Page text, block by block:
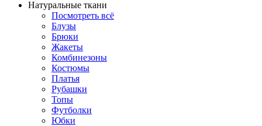
Натуральные ткани
Посмотреть всё
Блузы
Брюки
Жакеты
Комбинезоны
Костюмы
Платья
Рубашки
Топы
Футболки
Юбки